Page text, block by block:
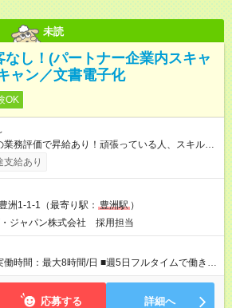
未読
なし！(パートナー企業内スキャ
ャン／文書電子化
OK
業務評価で昇給あり！頑張っている人、スキルが
り応えます！ ・経験に応じて早ければ入社2か月
もあります。 【試用期間】試用期間あ
支給あり
洲1-1-1（最寄り駅： 豊洲駅 ）
ジャパン株式会社 採用担当
働時間：最大8時間/日 ■週5日フルタイムで働きた
時00分～18時00分 シフト制 ■1日8時間、週4日
応募する 詳細へ